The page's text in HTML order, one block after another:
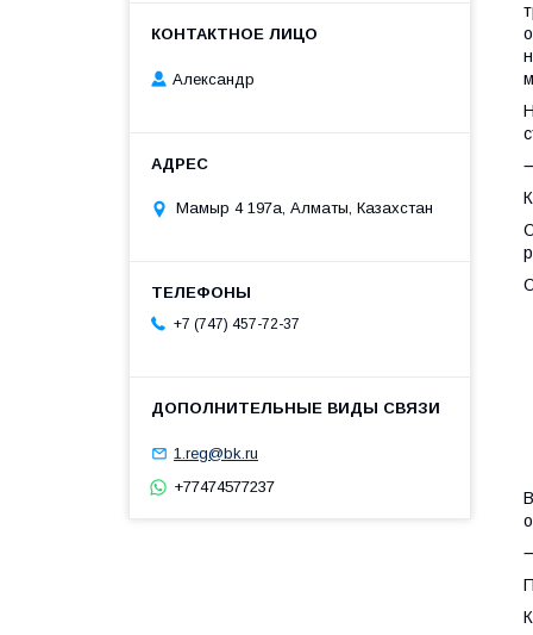
Александр
Мамыр 4 197а, Алматы, Казахстан
+7 (747) 457-72-37
1.reg@bk.ru
+77474577237